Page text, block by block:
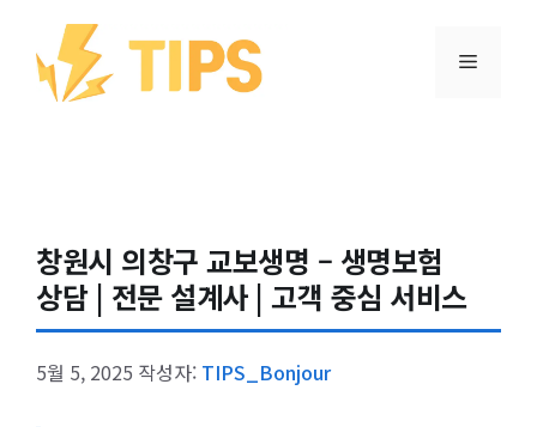
건너뛰기
메뉴
창원시 의창구 교보생명 – 생명보험
상담 | 전문 설계사 | 고객 중심 서비스
5월 5, 2025 작성자: TIPS_Bonjour